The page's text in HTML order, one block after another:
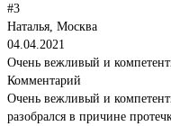
#3
Наталья, Москва
04.04.2021
Очень вежливый и
Комментарий
Очень вежливый и
разобрался в причине